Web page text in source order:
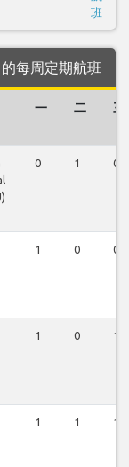
班
每周定期航班
一 二 三
0 1 0
1 0 0
1 0 1
1 1 1